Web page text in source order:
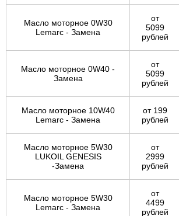
Масло моторное 0W30
Lemarc - Замена
от
5099
рублей
Масло моторное 0W40 -
Замена
от
5099
рублей
Масло моторное 10W40
Lemarc - Замена
от 199
рублей
Масло моторное 5W30
LUKOIL GENESIS
-Замена
от
2999
рублей
Масло моторное 5W30
Lemarc - Замена
от
4499
рублей